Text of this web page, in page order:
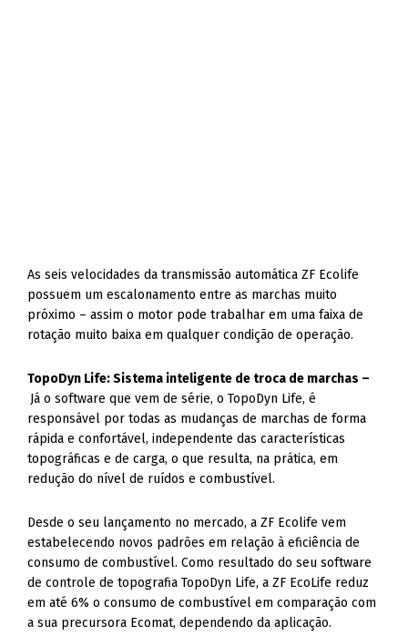
As seis velocidades da transmissão automática ZF Ecolife
possuem um escalonamento entre as marchas muito
próximo – assim o motor pode trabalhar em uma faixa de
rotação muito baixa em qualquer condição de operação.
TopoDyn Life: Sistema inteligente de troca de marchas –
Já o software que vem de série, o TopoDyn Life, é
responsável por todas as mudanças de marchas de forma
rápida e confortável, independente das características
topográficas e de carga, o que resulta, na prática, em
redução do nível de ruídos e combustível.
Desde o seu lançamento no mercado, a ZF Ecolife vem
estabelecendo novos padrões em relação à eficiência de
consumo de combustível. Como resultado do seu software
de controle de topografia TopoDyn Life, a ZF EcoLife reduz
em até 6% o consumo de combustível em comparação com
a sua precursora Ecomat, dependendo da aplicação.